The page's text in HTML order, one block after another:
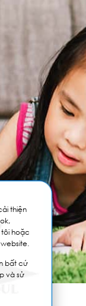
thiện
tôi hoặc
bất cứ
và sử